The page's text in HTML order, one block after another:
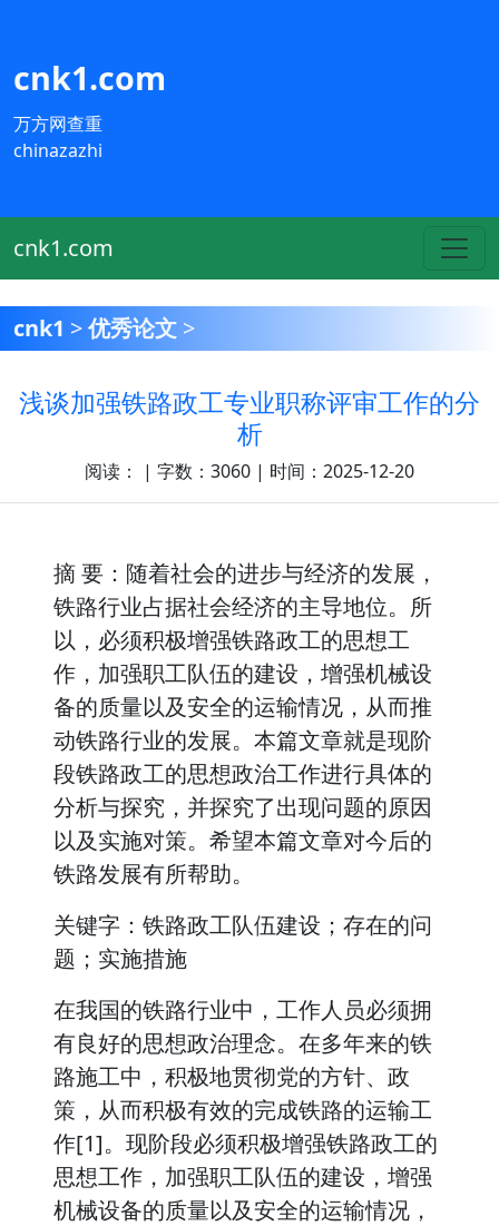
cnk1.com
万方网查重
chinazazhi
cnk1.com
cnk1 >优秀论文 >
浅谈加强铁路政工专业职称评审工作的分
析
阅读： | 字数：3060 | 时间：2025-12-20
摘 要：随着社会的进步与经济的发展，
铁路行业占据社会经济的主导地位。所
以，必须积极增强铁路政工的思想工
作，加强职工队伍的建设，增强机械设
备的质量以及安全的运输情况，从而推
动铁路行业的发展。本篇文章就是现阶
段铁路政工的思想政治工作进行具体的
分析与探究，并探究了出现问题的原因
以及实施对策。希望本篇文章对今后的
铁路发展有所帮助。
关键字：铁路政工队伍建设；存在的问
题；实施措施
在我国的铁路行业中，工作人员必须拥
有良好的思想政治理念。在多年来的铁
路施工中，积极地贯彻党的方针、政
策，从而积极有效的完成铁路的运输工
作[1]。现阶段必须积极增强铁路政工的
思想工作，加强职工队伍的建设，增强
机械设备的质量以及安全的运输情况，